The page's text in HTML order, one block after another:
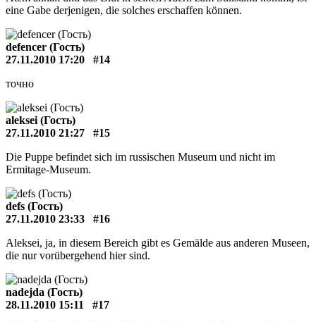
eine Gabe derjenigen, die solches erschaffen können.
defencer (Гость)
27.11.2010 17:20
#14
точно
aleksei (Гость)
27.11.2010 21:27
#15
Die Puppe befindet sich im russischen Museum und nicht im
Ermitage-Museum.
defs (Гость)
27.11.2010 23:33
#16
Aleksei, ja, in diesem Bereich gibt es Gemälde aus anderen Museen,
die nur vorübergehend hier sind.
nadejda (Гость)
28.11.2010 15:11
#17